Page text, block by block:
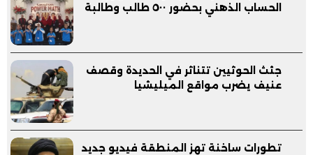
الحساب الذهني بحضور ٥٠٠ طالب وطالبة
جثث الحوثيين تتناثر في الحديدة وقصف
عنيف يضرب مواقع الميليشيا
تطورات ساخنة تهز المنطقة فيديو جديد